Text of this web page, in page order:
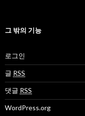
그 밖의 기능
로그인
글 RSS
댓글 RSS
WordPress.org